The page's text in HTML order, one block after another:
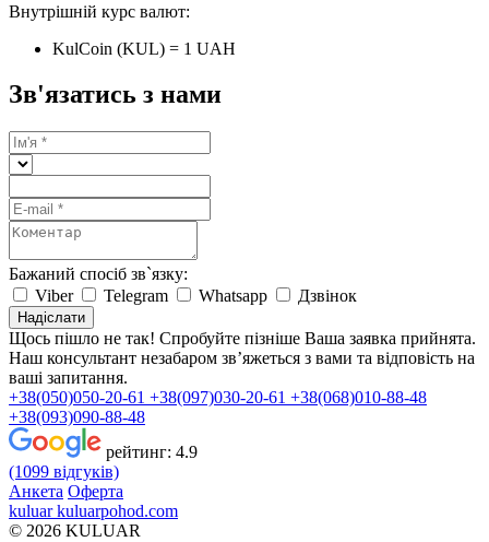
Внутрішній курс валют:
KulCoin (KUL) = 1 UAH
Зв'язатись з нами
Бажаний спосіб зв`язку:
Viber
Telegram Whatsapp Дзвінок
Надіслати
Щось пішло не так! Спробуйте пізніше Ваша заявка прийнята.
Наш консультант незабаром зв’яжеться з вами та відповість на
ваші запитання.
+38(050)050-20-61 +38(097)030-20-61 +38(068)010-88-48
+38(093)090-88-48
рейтинг: 4.9
(1099 відгуків)
Анкета Оферта
kuluar kuluarpohod.com
© 2026 KULUAR